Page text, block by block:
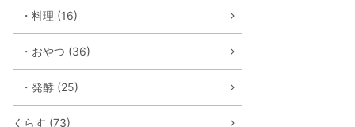
・料理 (16)
・おやつ (36)
・発酵 (25)
くらす (73)